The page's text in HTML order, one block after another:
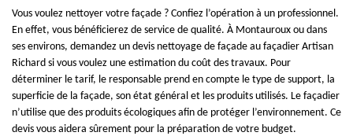
Vous voulez nettoyer votre façade ? Confiez l’opération à un professionnel.
En effet, vous bénéficierez de service de qualité. À Montauroux ou dans
ses environs, demandez un devis nettoyage de façade au façadier Artisan
Richard si vous voulez une estimation du coût des travaux. Pour
déterminer le tarif, le responsable prend en compte le type de support, la
superficie de la façade, son état général et les produits utilisés. Le façadier
n’utilise que des produits écologiques afin de protéger l’environnement. Ce
devis vous aidera sûrement pour la préparation de votre budget.